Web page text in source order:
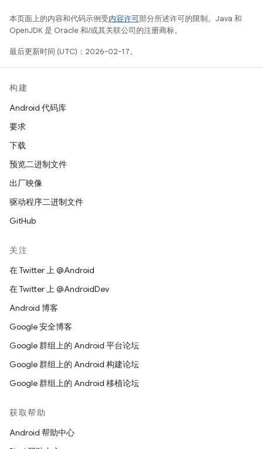
本页面上的内容和代码示例受内容许可部分所述许可的限制。Java 和
OpenJDK 是 Oracle 和/或其关联公司的注册商标。
最后更新时间 (UTC)：2026-02-17。
构建
Android 代码库
要求
下载
预览二进制文件
出厂映像
驱动程序二进制文件
GitHub
关注
在 Twitter 上 @Android
在 Twitter 上 @AndroidDev
Android 博客
Google 安全博客
Google 群组上的 Android 平台论坛
Google 群组上的 Android 构建论坛
Google 群组上的 Android 移植论坛
获取帮助
Android 帮助中心